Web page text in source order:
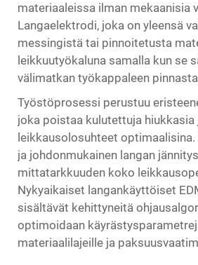
materiaaleissa ilman mekaanisia
Langaelektrodi, joka on yleensä
messingistä tai pinnoitetusta
leikkuutyökaluna samalla kun se
välimatkan työkappaleen
Työstöprosessi perustuu
joka poistaa kulutettuja hiukkasia
leikkausolosuhteet
ja johdonmukainen langan
mittatarkkuuden koko
Nykyaikaiset langankäyttöiset
sisältävät kehittyneitä
optimoidaan
materiaalilajeille ja